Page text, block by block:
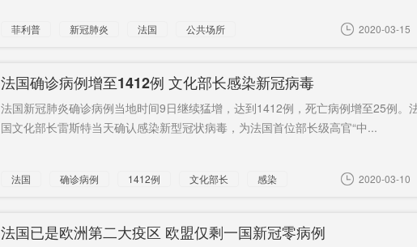
菲利普 新冠肺炎 法国 公共场所 2020-03-15
法国确诊病例增至1412例 文化部长感染新冠病毒
法国新冠肺炎确诊病例当地时间9日继续猛增，达到1412例，死亡病例增至25例。
国文化部长雷斯特当天确认感染新型冠状病毒，为法国首位部长级高官“中...
法国 确诊病例 1412例 文化部长 感染 2020-03-10
法国已是欧洲第二大疫区 欧盟仅剩一国新冠零病例